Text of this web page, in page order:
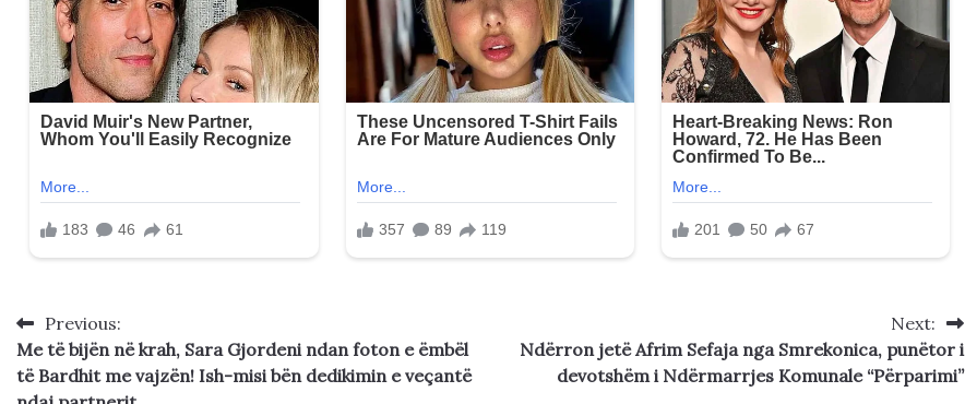
Post
navigation
Previous:
Me të bijën në krah, Sara Gjordeni ndan foton e ëmbël
të Bardhit me vajzën! Ish-misi bën dedikimin e veçantë
Next:
Ndërron jetë Afrim Sefaja nga Smrekonica, punëtor i
devotshëm i Ndërmarrjes Komunale “Përparimi”